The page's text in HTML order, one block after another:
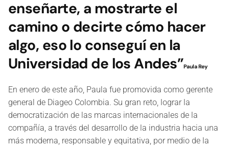
enseñarte, a mostrarte el
camino o decirte cómo hacer
algo, eso lo conseguí en la
Universidad de los Andes”Paula Rey
En enero de este año, Paula fue promovida como gerente
general de Diageo Colombia. Su gran reto, lograr la
democratización de las marcas internacionales de la
compañía, a través del desarrollo de la industria hacia una
más moderna, responsable y equitativa, por medio de la